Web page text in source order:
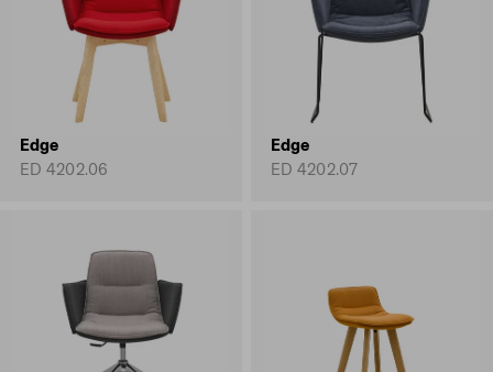
Edge
ED 4202.06
Edge
ED 4202.07